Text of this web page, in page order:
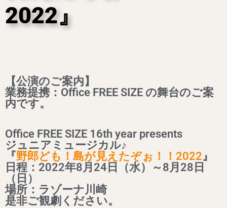
2022』
【公演のご案内】
業務提携：Office FREE SIZE の舞台のご案
内です。
Office FREE SIZE 16th year presents
ジュニアミュージカル♪
『野郎ども！島が見えたぞぉ！！2022』
日程：2022年8月24日（水）～8月28日
（日）
場所：ラゾーナ川崎
是非ご観劇ください。